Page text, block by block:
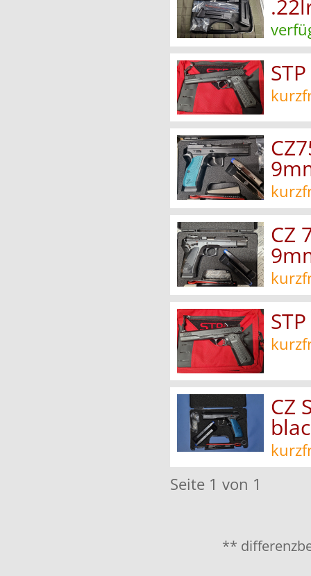
CZ
CZ
Seite 1 von 1
**